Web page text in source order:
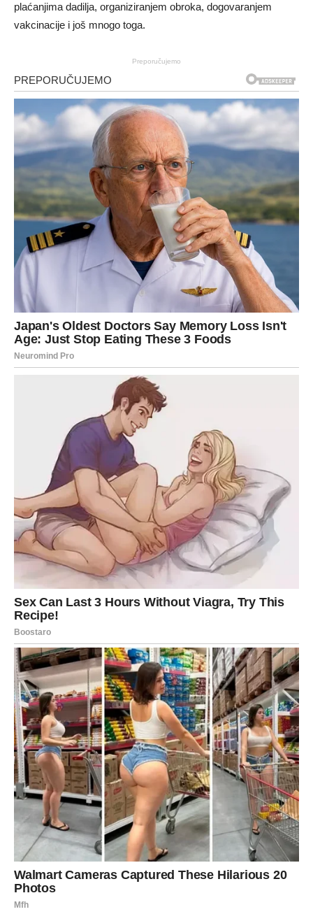
plaćanjima dadilja, organiziranjem obroka, dogovaranjem
vakcinacije i još mnogo toga.
Preporučujemo